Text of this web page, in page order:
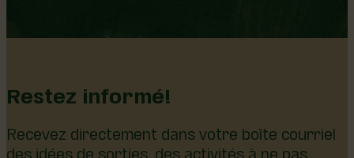
des idées de sorties, des activités à ne pas
manquer, des coups de coeur gourmands et